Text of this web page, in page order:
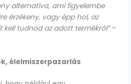
alternatíva, ami figyelembe
érzékeny, vagy épp hol, az
tudnod az adott termékről”–
élelmiszerpazarlás